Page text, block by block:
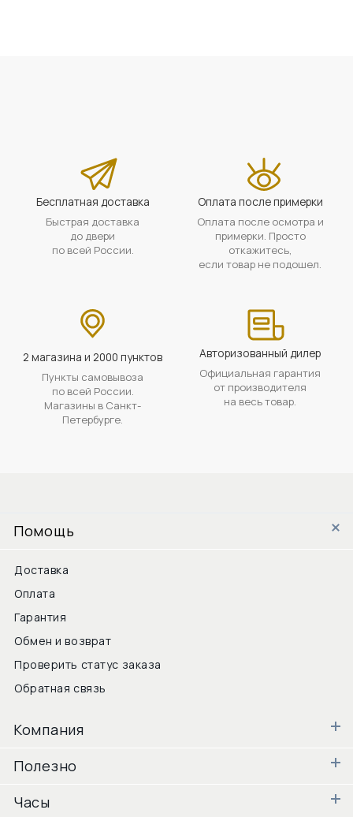
Бесплатная доставка
Быстрая доставка
до двери
по всей России.
Оплата после примерки
Оплата после осмотра и
примерки. Просто
откажитесь,
если товар не подошел.
2 магазина и 2000 пунктов
Пункты самовывоза
по всей России.
Магазины в Санкт-
Петербурге.
Авторизованный дилер
Официальная гарантия
от производителя
на весь товар.
Помощь
Доставка
Оплата
Гарантия
Обмен и возврат
Проверить статус заказа
Обратная связь
Компания
Полезно
Часы